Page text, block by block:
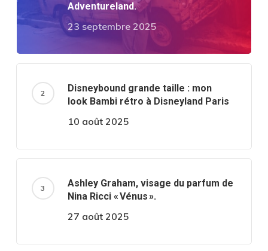
Adventureland.
23 septembre 2025
Disneybound grande taille : mon
look Bambi rétro à Disneyland Paris
10 août 2025
Ashley Graham, visage du parfum de
Nina Ricci « Vénus ».
27 août 2025